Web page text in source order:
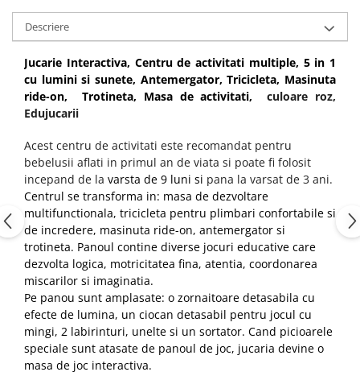
Descriere
Jucarie Interactiva, Centru de activitati multiple, 5 in 1
cu lumini si sunete, Antemergator, Tricicleta, Masinuta
ride-on, Trotineta, Masa de activitati,
culoare roz,
Edujucarii
Acest centru de activitati este recomandat pentru
bebelusii aflati in primul an de viata si poate fi folosit
incepand de la varsta de 9 luni si pana la varsat de 3 ani.
Centrul se transforma in: masa de dezvoltare
multifunctionala, tricicleta pentru plimbari confortabile si
de incredere, masinuta ride-on, antemergator si
trotineta. Panoul contine diverse jocuri educative care
dezvolta logica, motricitatea fina, atentia, coordonarea
miscarilor si imaginatia.
Pe panou sunt amplasate: o zornaitoare detasabila cu
efecte de lumina, un ciocan detasabil pentru jocul cu
mingi, 2 labirinturi, unelte si un sortator. Cand picioarele
speciale sunt atasate de panoul de joc, jucaria devine o
masa de joc interactiva.